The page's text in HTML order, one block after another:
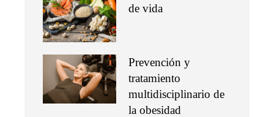
de vida
Prevención y
tratamiento
multidisciplinario de
la obesidad